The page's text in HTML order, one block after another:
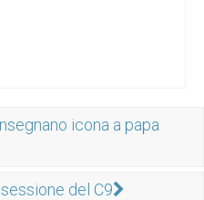
icona a papa
del C9